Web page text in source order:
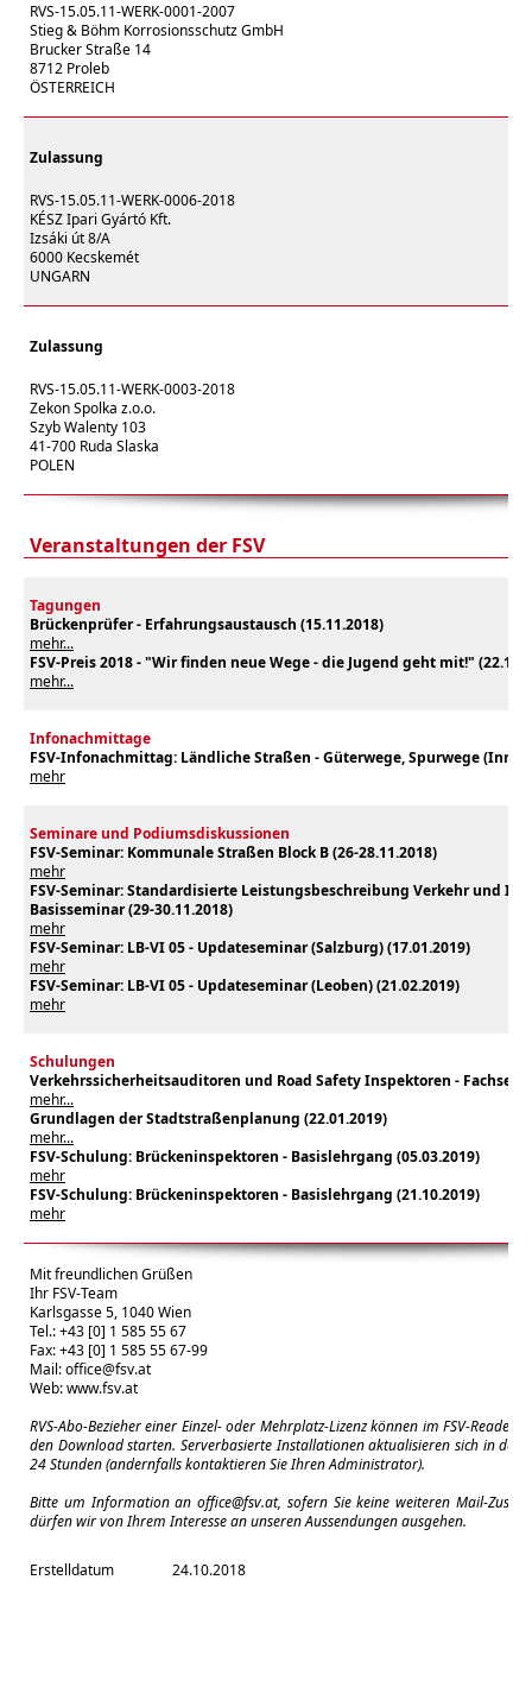
RVS-15.05.11-WERK-0001-2007
Stieg & Böhm Korrosionsschutz GmbH
Brucker Straße 14
8712 Proleb
ÖSTERREICH
Zulassung
RVS-15.05.11-WERK-0006-2018
KÉSZ Ipari Gyártó Kft.
Izsáki út 8/A
6000 Kecskemét
UNGARN
Zulassung
RVS-15.05.11-WERK-0003-2018
Zekon Spolka z.o.o.
Szyb Walenty 103
41-700 Ruda Slaska
POLEN
Veranstaltungen der FSV
Tagungen
Brückenprüfer - Erfahrungsaustausch (15.11.2018)
mehr...
FSV-Preis 2018 - "Wir finden neue Wege - die Jugend geht mit!"
mehr...
Infonachmittage
FSV-Infonachmittag: Ländliche Straßen - Güterwege, Spurwege
mehr
Seminare und Podiumsdiskussionen
FSV-Seminar: Kommunale Straßen Block B (26-28.11.2018)
mehr
FSV-Seminar: Standardisierte Leistungsbeschreibung Verkehr und
Basisseminar (29-30.11.2018)
mehr
FSV-Seminar: LB-VI 05 - Updateseminar (Salzburg) (17.01.2019)
mehr
FSV-Seminar: LB-VI 05 - Updateseminar (Leoben) (21.02.2019)
mehr
Schulungen
Verkehrssicherheitsauditoren und Road Safety Inspektoren -
mehr...
Grundlagen der Stadtstraßenplanung (22.01.2019)
mehr...
FSV-Schulung: Brückeninspektoren - Basislehrgang (05.03.2019)
mehr
FSV-Schulung: Brückeninspektoren - Basislehrgang (21.10.2019)
mehr
Mit freundlichen Grüßen
Ihr FSV-Team
Karlsgasse 5, 1040 Wien
Tel.: +43 [0] 1 585 55 67
Fax: +43 [0] 1 585 55 67-99
Mail:office@fsv.at
Web:www.fsv.at
RVS-Abo-Bezieher einer Einzel- oder Mehrplatz-Lizenz können im FSV-
den Download starten. Serverbasierte Installationen aktualisieren sich in der
24 Stunden (andernfalls kontaktieren Sie Ihren Administrator).
Bitte um Information an office@fsv.at, sofern Sie keine weiteren Mail-
dürfen wir von Ihrem Interesse an unseren Aussendungen ausgehen.
Erstelldatum 24.10.2018